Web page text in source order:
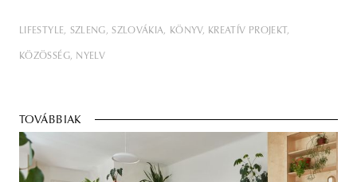
LIFESTYLE SZLENG SZLOVÁKIA KÖNYV KREATÍV PROJEKT
KÖZÖSSÉG NYELV
TOVÁBBIAK